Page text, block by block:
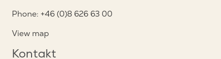
Phone: +46 (0)8 626 63 00
View map
Kontakt